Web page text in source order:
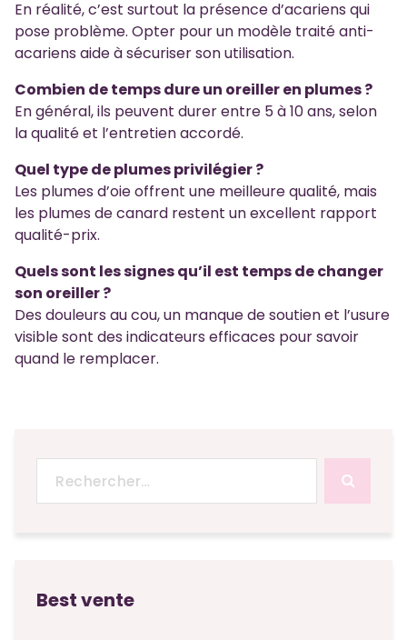
En réalité, c’est surtout la présence d’acariens qui
pose problème. Opter pour un modèle traité anti-
acariens aide à sécuriser son utilisation.
Combien de temps dure un oreiller en plumes ?
En général, ils peuvent durer entre 5 à 10 ans, selon
la qualité et l’entretien accordé.
Quel type de plumes privilégier ?
Les plumes d’oie offrent une meilleure qualité, mais
les plumes de canard restent un excellent rapport
qualité-prix.
Quels sont les signes qu’il est temps de changer
son oreiller ?
Des douleurs au cou, un manque de soutien et l’usure
visible sont des indicateurs efficaces pour savoir
quand le remplacer.
pour :
Best vente